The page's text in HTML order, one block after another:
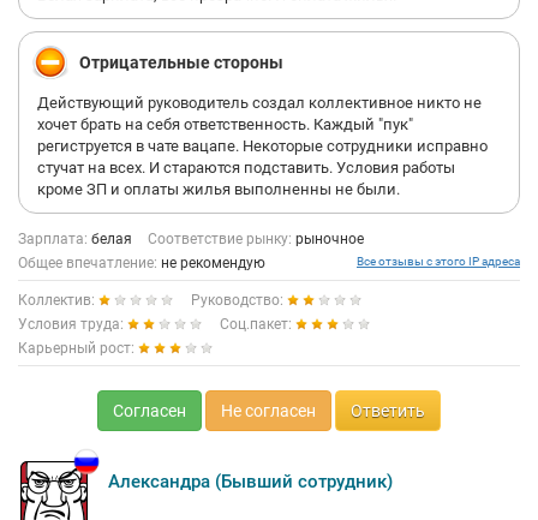
Отрицательные стороны
Действующий руководитель создал коллективное никто не
хочет брать на себя ответственность. Каждый "пук"
региструется в чате вацапе. Некоторые сотрудники исправно
стучат на всех. И стараются подставить. Условия работы
кроме ЗП и оплаты жилья выполненны не были.
Зарплата: белая Соответствие рынку: рыночное
Общее впечатление: не рекомендую Все отзывы с этого IP адреса
Коллектив:
Руководство:
Условия труда:
Соц.пакет:
Карьерный рост:
Согласен Не согласен Ответить
Александра (Бывший сотрудник)